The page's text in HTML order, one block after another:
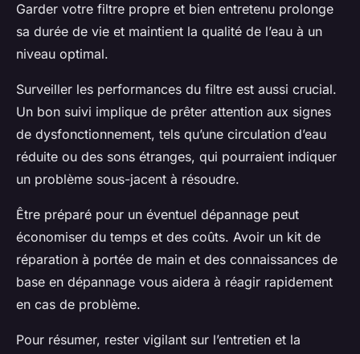
Garder votre filtre propre et bien entretenu prolonge
sa durée de vie et maintient la qualité de l’eau à un
niveau optimal.
Surveiller les performances du filtre est aussi crucial.
Un bon suivi implique de prêter attention aux signes
de dysfonctionnement, tels qu’une circulation d’eau
réduite ou des sons étranges, qui pourraient indiquer
un problème sous-jacent à résoudre.
Être préparé pour un éventuel dépannage peut
économiser du temps et des coûts. Avoir un kit de
réparation à portée de main et des connaissances de
base en dépannage vous aidera à réagir rapidement
en cas de problème.
Pour résumer, rester vigilant sur l’entretien et la